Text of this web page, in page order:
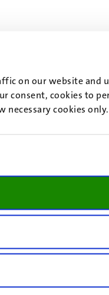
on our website and
consent, cookies to
necessary cookies